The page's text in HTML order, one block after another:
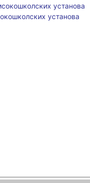
установа
установа